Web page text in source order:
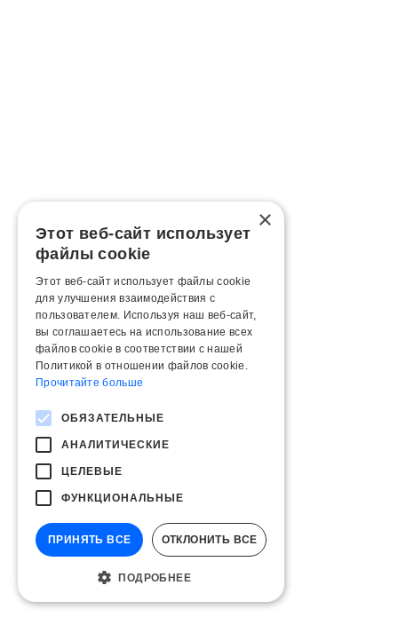
×
Этот веб-сайт использует
файлы cookie
Этот веб-сайт использует файлы cookie
для улучшения взаимодействия с
пользователем. Используя наш веб-сайт,
вы соглашаетесь на использование всех
файлов cookie в соответствии с нашей
Политикой в ​​отношении файлов cookie.
Прочитайте больше
ОБЯЗАТЕЛЬНЫЕ
АНАЛИТИЧЕСКИЕ
ЦЕЛЕВЫЕ
ФУНКЦИОНАЛЬНЫЕ
ПРИНЯТЬ ВСЕ ОТКЛОНИТЬ ВСЕ
ПОДРОБНЕЕ